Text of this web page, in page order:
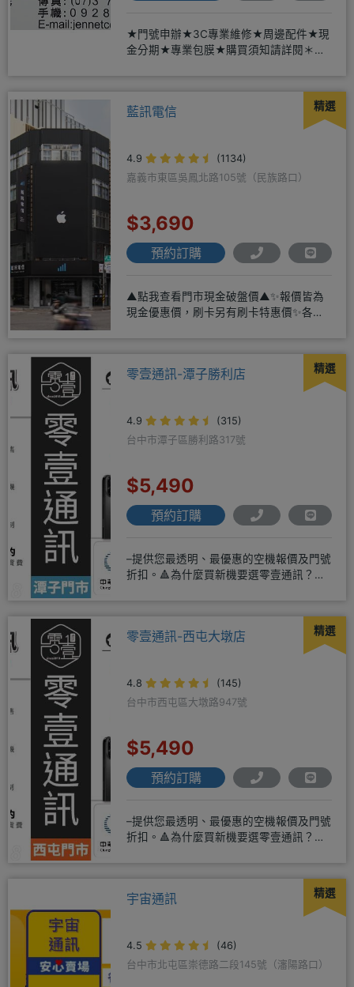
★門號申辦★3C專業維修★周邊配件★現
金分期★專業包膜★購買須知請詳閱＊來
精選
藍訊電信
4.9
(1134)
嘉義市東區吳鳳北路105號（民族路口）
$3,690
預約訂購
▲點我查看門市現金破盤價▲✨報價皆為
現金優惠價，刷卡另有刷卡特惠價✨各大
精選
零壹通訊-潭子勝利店
4.9
(315)
台中市潭子區勝利路317號
$5,490
預約訂購
–提供您最透明、最優惠的空機報價及門號
折扣。🔺為什麼買新機要選零壹通訊？
精選
零壹通訊-西屯大墩店
4.8
(145)
台中市西屯區大墩路947號
$5,490
預約訂購
–提供您最透明、最優惠的空機報價及門號
折扣。🔺為什麼買新機要選零壹通訊？
精選
宇宙通訊
4.5
(46)
台中市北屯區崇德路二段145號（瀋陽路口）